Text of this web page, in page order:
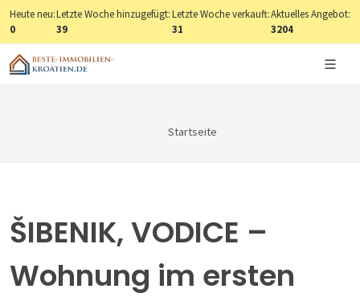
Heute neu:
0
Letzte Woche hinzugefügt:
39
Letzte Woche verkauft:
31
Aktuelles Angebot:
3204
Startseite
ŠIBENIK, VODICE –
Wohnung im ersten